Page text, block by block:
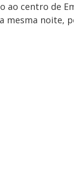
ao centro de
mesma noite,